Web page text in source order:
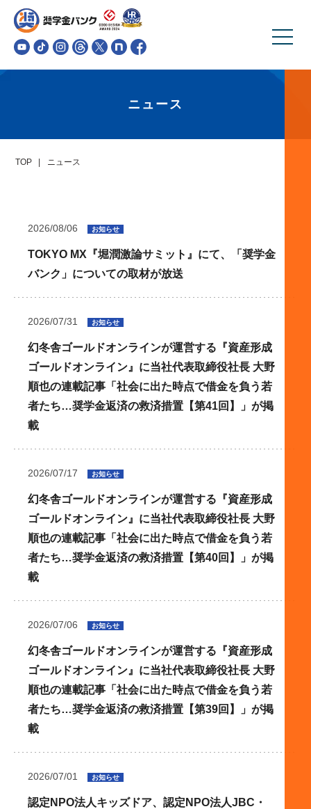
ニュース
TOP ニュース
2026/08/06 お知らせ
TOKYO MX『堀潤激論サミット』にて、「奨学金
バンク」についての取材が放送
2026/07/31 お知らせ
幻冬舎ゴールドオンラインが運営する『資産形成
ゴールドオンライン』に当社代表取締役社長 大野
順也の連載記事「社会に出た時点で借金を負う若
者たち…奨学金返済の救済措置【第41回】」が掲
載
2026/07/17 お知らせ
幻冬舎ゴールドオンラインが運営する『資産形成
ゴールドオンライン』に当社代表取締役社長 大野
順也の連載記事「社会に出た時点で借金を負う若
者たち…奨学金返済の救済措置【第40回】」が掲
載
2026/07/06 お知らせ
幻冬舎ゴールドオンラインが運営する『資産形成
ゴールドオンライン』に当社代表取締役社長 大野
順也の連載記事「社会に出た時点で借金を負う若
者たち…奨学金返済の救済措置【第39回】」が掲
載
2026/07/01 お知らせ
認定NPO法人キッズドア、認定NPO法人JBC・